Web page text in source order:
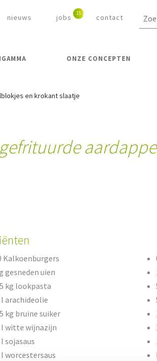
nieuws jobs contact
ONZE CONCEPTEN
en krokant slaatje
Kalkoenburgers
gesneden uien
kg lookpasta
l arachideolie
kg bruine suiker
l witte wijnazijn
sojasaus
l worcestersaus